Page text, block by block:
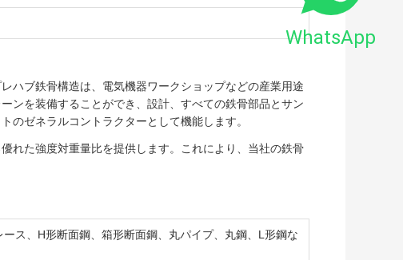
ハブ鉄骨構造は、電気機器ワークショップなどの産業用途
ンを装備することができ、設計、すべての鉄骨部品とサン
のゼネラルコントラクターとして機能します。
れた強度対重量比を提供します。これにより、当社の鉄骨
ス、H形断面鋼、箱形断面鋼、丸パイプ、丸鋼、L形鋼な
WhatsApp